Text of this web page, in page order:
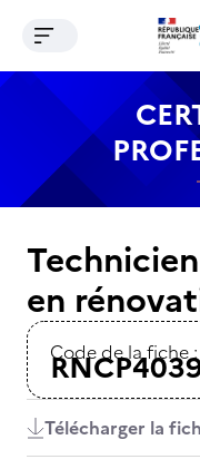
ContenuOuvrir le menu
en
Code de la fiche :
Télécharger la